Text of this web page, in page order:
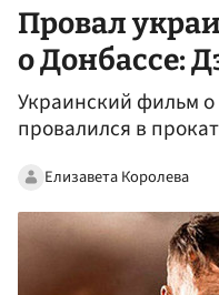
Провал
о Донбассе:
Украинский фильм
провалился в
Елизавета Королева